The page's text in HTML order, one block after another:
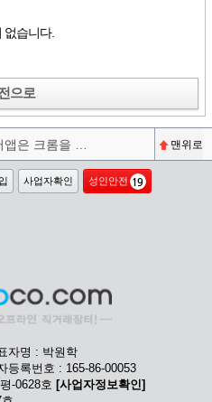
없습니다.
으로
코샵코앱 설치시 모바일 브라우저앱은 크롬을 권장합니다^^ 맨위로
사업자확인 성인안전
자명 : 박원학
등록번호 : 165-86-00053
-0628호 [사업자정보확인]